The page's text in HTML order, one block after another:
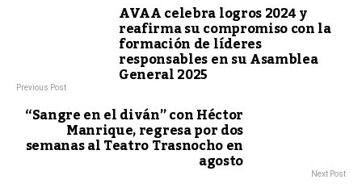
AVAA celebra logros 2024 y
reafirma su compromiso con la
formación de líderes
responsables en su Asamblea
General 2025
Previous Post
“Sangre en el diván” con Héctor
Manrique, regresa por dos
semanas al Teatro Trasnocho en
agosto Next Post